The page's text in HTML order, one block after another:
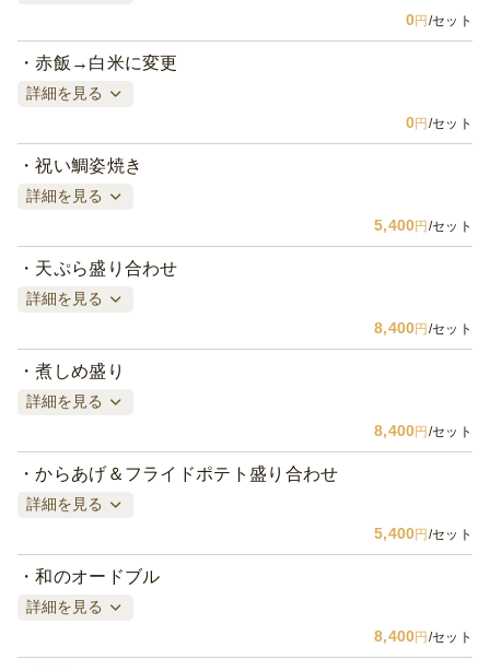
0円 /セット
赤飯→白米に変更
詳細を見る
0円 /セット
祝い鯛姿焼き
詳細を見る
5,400円 /セット
天ぷら盛り合わせ
詳細を見る
8,400円 /セット
煮しめ盛り
詳細を見る
8,400円 /セット
からあげ＆フライドポテト盛り合わせ
詳細を見る
5,400円 /セット
和のオードブル
詳細を見る
8,400円 /セット